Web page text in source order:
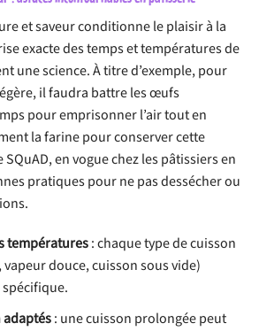
et saveur conditionne le plaisir à la
exacte des temps et températures de
une science. À titre d’exemple, pour
il faudra battre les œufs
pour emprisonner l’air tout en
la farine pour conserver cette
en vogue chez les pâtissiers en
pratiques pour ne pas dessécher ou
températures: chaque type de cuisson
douce, cuisson sous vide)
adaptés: une cuisson prolongée peut